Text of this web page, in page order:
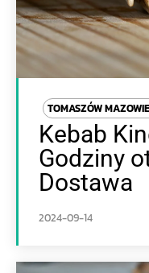
TOMASZÓW
Kebab
Godziny
Dostawa
2024-09-14